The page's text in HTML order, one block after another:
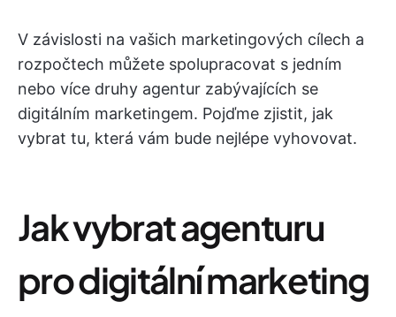
V závislosti na vašich marketingových cílech a
rozpočtech můžete spolupracovat s jedním
nebo více druhy agentur zabývajících se
digitálním marketingem. Pojďme zjistit, jak
vybrat tu, která vám bude nejlépe vyhovovat.
Jak vybrat agenturu
pro digitální marketing